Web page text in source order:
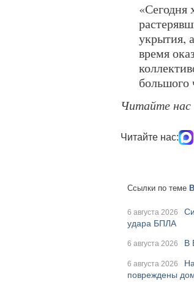
«Сегодня
укрытия,
время
большого
Читайте нас
Читайте нас:
Ссылки по теме
6 августа 2026
удара БПЛА
6 августа 2026 В
6 августа 2026
повреждены